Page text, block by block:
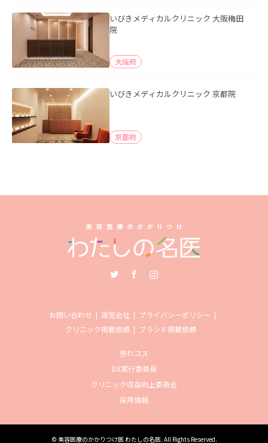
いびきメディカルクリニック 大阪梅田
院
大阪府
いびきメディカルクリニック 京都院
京都府
お問い合わせ 運営会社
プライバシーポリシー
クリニック掲載依頼
ブランド掲載依頼
売れコス
DX実行委員長
クリニック収益向上委員会
採用情報
© 美容医療のかかりつけ医 わたしの名医. All Rights Reserved.